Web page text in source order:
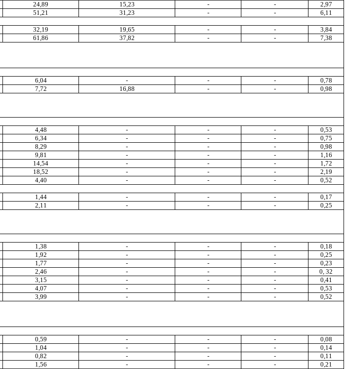
24,89 15,23 - -
2,97
51,21 31,23 - - 6,11
32,19 19,65 - -
3,84
61,86 37,82 - -
7,38
6,04 - - -
0,78
7,72 16,88 - - 0,98
4,48 - - -
0,53
6,34 - - -
0,75
8,29 - - - 0,98
9,81 - - -
1,16
14,54 - - - 1,72
18,52 - - -
2,19
4,40 - - -
0,52
1,44 - - -
0,17
2,11 - - - 0,25
1,38 - - - 0,18
1,92 - - -
0,25
1,77 - - -
0,23
2,46 - - -
0, 32
3,15 - - -
0,41
4,07 - - -
0,53
3,99 - - -
0,52
0,59 - - -
0,08
1,04 - - -
0,14
0,82 - - -
0,11
1,56 - - -
0,21